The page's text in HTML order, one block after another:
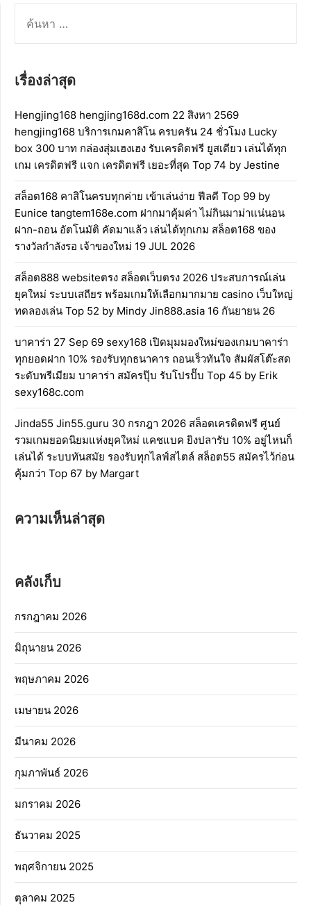
สำหรับ:
เรื่องล่าสุด
Hengjing168 hengjing168d.com 22 สิงหา 2569
hengjing168 บริการเกมคาสิโน ครบครัน 24 ชั่วโมง Lucky
box 300 บาท กล่องสุ่มเฮงเฮง รับเครดิตฟรี ยูสเดียว เล่นได้ทุก
เกม เครดิตฟรี แจก เครดิตฟรี เยอะที่สุด Top 74 by Jestine
สล็อต168 คาสิโนครบทุกค่าย เข้าเล่นง่าย ฟีลดี Top 99 by
Eunice tangtem168e.com ฝากมาคุ้มค่า ไม่กินมาม่าแน่นอน
ฝาก-ถอน อัตโนมัติ คัดมาแล้ว เล่นได้ทุกเกม สล็อต168 ของ
รางวัลกำลังรอ เจ้าของใหม่ 19 JUL 2026
สล็อต888 websiteตรง สล็อตเว็บตรง 2026 ประสบการณ์เล่น
ยุคใหม่ ระบบเสถียร พร้อมเกมให้เลือกมากมาย casino เว็บใหญ่
ทดลองเล่น Top 52 by Mindy Jin888.asia 16 กันยายน 26
บาคาร่า 27 Sep 69 sexy168 เปิดมุมมองใหม่ของเกมบาคาร่า
ทุกยอดฝาก 10% รองรับทุกธนาคาร ถอนเร็วทันใจ สัมผัสโต๊ะสด
ระดับพรีเมียม บาคาร่า สมัครปุ๊บ รับโปรปั๊บ Top 45 by Erik
sexy168c.com
Jinda55 Jin55.guru 30 กรกฎา 2026 สล็อตเครดิตฟรี ศูนย์
รวมเกมยอดนิยมแห่งยุคใหม่ แคชแบค ยิงปลารับ 10% อยู่ไหนก็
เล่นได้ ระบบทันสมัย รองรับทุกไลฟ์สไตล์ สล็อต55 สมัครไว้ก่อน
คุ้มกว่า Top 67 by Margart
ความเห็นล่าสุด
คลังเก็บ
กรกฎาคม 2026
มิถุนายน 2026
พฤษภาคม 2026
เมษายน 2026
มีนาคม 2026
กุมภาพันธ์ 2026
มกราคม 2026
ธันวาคม 2025
พฤศจิกายน 2025
ตุลาคม 2025